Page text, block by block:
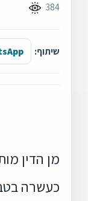
384
שיתוף:
מן הדין
כעשרה